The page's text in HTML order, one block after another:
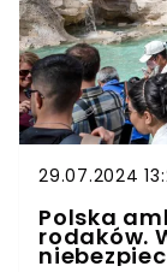
29.07.2024
Polska
rodaków.